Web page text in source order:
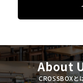
About
CROSSBOXと